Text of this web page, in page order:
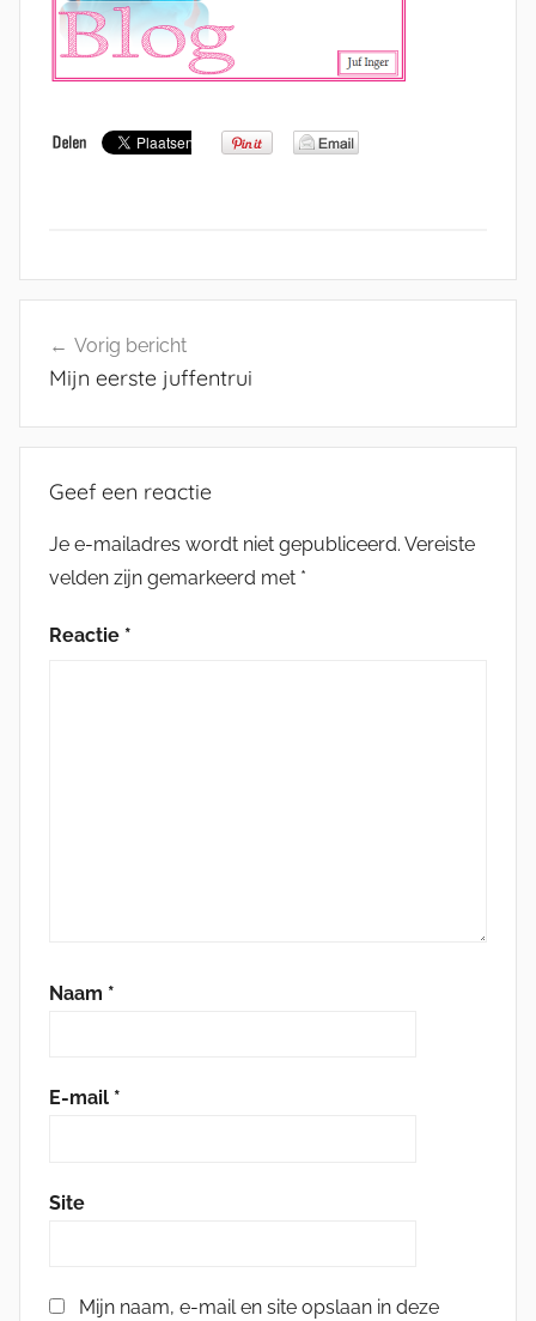
navigatie
Vorig bericht
Mijn eerste juffentrui
Geef een reactie
Je e-mailadres wordt niet gepubliceerd. Vereiste
velden zijn gemarkeerd met *
Reactie *
Naam *
E-mail *
Site
Mijn naam, e-mail en site opslaan in deze